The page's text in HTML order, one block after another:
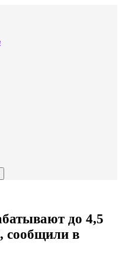
до 4,5
сообщили в